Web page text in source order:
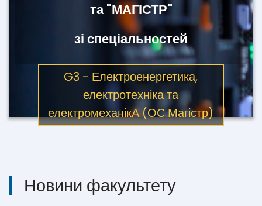
та "МАГІСТР"
зі спеціальностей
G3 - Електроенергетика,
електротехніка та
електромеханікА (ОС Магістр)
Новини факультету